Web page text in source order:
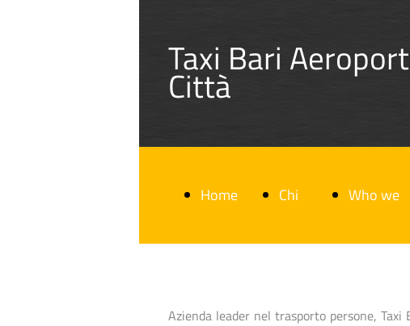
Taxi Bari
Città
Home Chi Who we
Azienda leader nel trasporto persone,